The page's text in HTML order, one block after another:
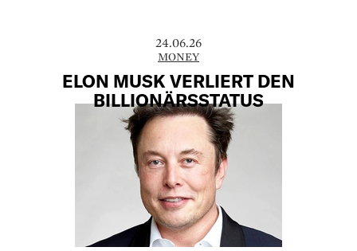
24.06.26
MONEY
ELON MUSK VERLIERT DEN
BILLIONÄRSSTATUS